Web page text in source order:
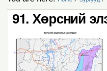
91. Хөрсний